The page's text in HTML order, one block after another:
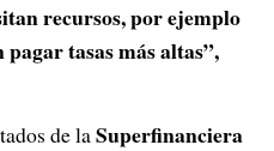
recursos, por ejemplo
tasas más altas”,
de laSuperfinanciera